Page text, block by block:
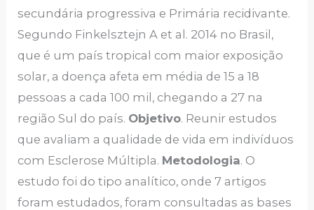
secundária progressiva e Primária recidivante.
Segundo Finkelsztejn A et al. 2014 no Brasil,
que é um país tropical com maior exposição
solar, a doença afeta em média de 15 a 18
pessoas a cada 100 mil, chegando a 27 na
região Sul do país. Objetivo. Reunir estudos
que avaliam a qualidade de vida em indivíduos
com Esclerose Múltipla. Metodologia. O
estudo foi do tipo analítico, onde 7 artigos
foram estudados, foram consultadas as bases